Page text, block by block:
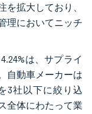
を拡大しており、
理においてニッチ
は、サプライ
自動車メーカーは
3社以下に絞り込
全体にわたって業